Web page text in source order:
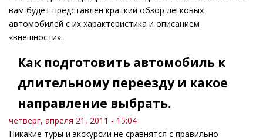
вам будет представлен краткий обзор легковых
автомобилей с их характеристика и описанием
«внешности».
Как подготовить автомобиль к
длительному переезду и какое
направление выбрать.
четверг, апреля 21, 2011 - 15:04
Никакие туры и экскурсии не сравнятся с правильно